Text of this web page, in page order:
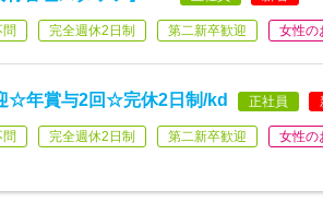
問 完全週休2日制 第二新卒歓迎 女性の
☆年賞与2回☆完休2日制/kd 正社員
問 完全週休2日制 第二新卒歓迎 女性の